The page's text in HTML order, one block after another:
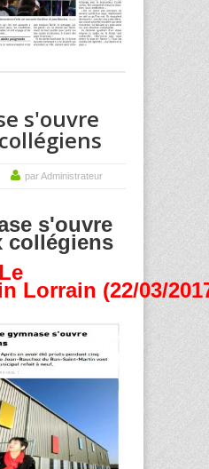
s'ouvre
par Administrateur
s'ouvre
collégiens
Le
Lorrain (22/03/